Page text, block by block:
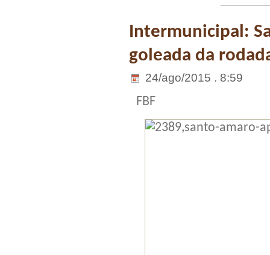
Intermunicipal:
goleada da
24/ago/2015 . 8:59
FBF